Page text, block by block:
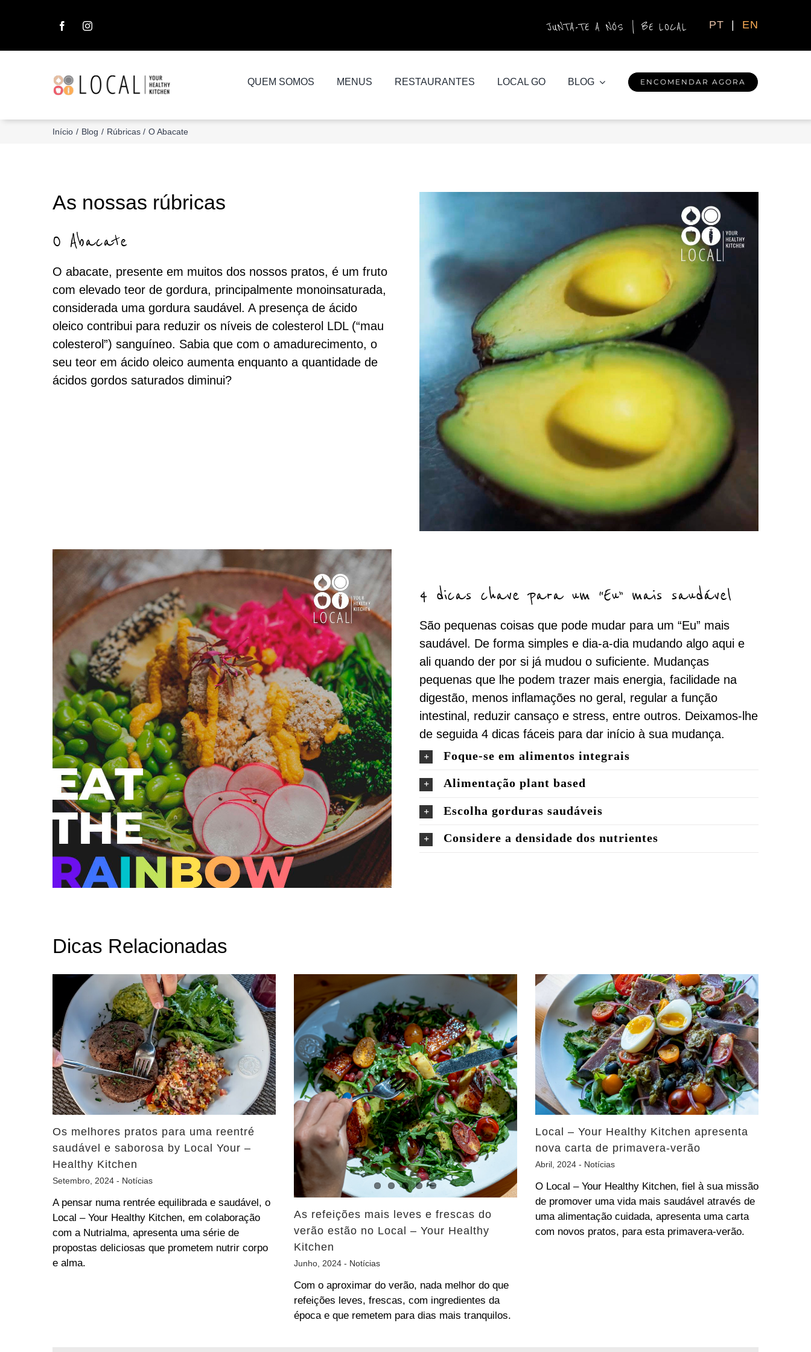
JUNTA-TE A NÓS |BE LOCAL PT EN
QUEM SOMOS MENUS RESTAURANTES LOCAL GO BLOG ENCOMENDAR AGORA
Início Blog Rúbricas O Abacate
As nossas rúbricas
O Abacate
O abacate, presente em muitos dos nossos pratos, é um fruto
com elevado teor de gordura, principalmente monoinsaturada,
considerada uma gordura saudável. A presença de ácido
oleico contribui para reduzir os níveis de colesterol LDL (“mau
colesterol”) sanguíneo. Sabia que com o amadurecimento, o
seu teor em ácido oleico aumenta enquanto a quantidade de
ácidos gordos saturados diminui?
4 dicas chave para um “Eu” mais saudável
São pequenas coisas que pode mudar para um “Eu” mais
saudável. De forma simples e dia-a-dia mudando algo aqui e
ali quando der por si já mudou o suficiente. Mudanças
pequenas que lhe podem trazer mais energia, facilidade na
digestão, menos inflamações no geral, regular a função
intestinal, reduzir cansaço e stress, entre outros. Deixamos-lhe
de seguida 4 dicas fáceis para dar início à sua mudança.
Foque-se em alimentos integrais
Alimentação plant based
Escolha gorduras saudáveis
Considere a densidade dos nutrientes
Dicas Relacionadas
Os melhores pratos para uma reentré
saudável e saborosa by Local Your –
Healthy Kitchen
Setembro, 2024 - Notícias
A pensar numa rentrée equilibrada e saudável, o
Local – Your Healthy Kitchen, em colaboração
com a Nutrialma, apresenta uma série de
propostas deliciosas que prometem nutrir corpo
e alma.
As refeições mais leves e frescas do
verão estão no Local – Your Healthy
Kitchen
Junho, 2024 - Notícias
Com o aproximar do verão, nada melhor do que
refeições leves, frescas, com ingredientes da
época e que remetem para dias mais tranquilos.
Local – Your Healthy Kitchen apresenta
nova carta de primavera-verão
Abril, 2024 - Notícias
O Local – Your Healthy Kitchen, fiel à sua missão
de promover uma vida mais saudável através de
uma alimentação cuidada, apresenta uma carta
com novos pratos, para esta primavera-verão.